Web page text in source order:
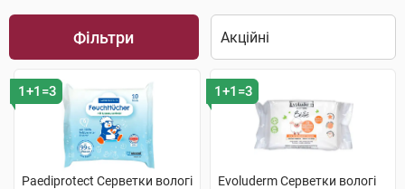
Фільтри
1+1=3
Paediprotect Серветки вологі
1+1=3
Evoluderm Серветки вологі